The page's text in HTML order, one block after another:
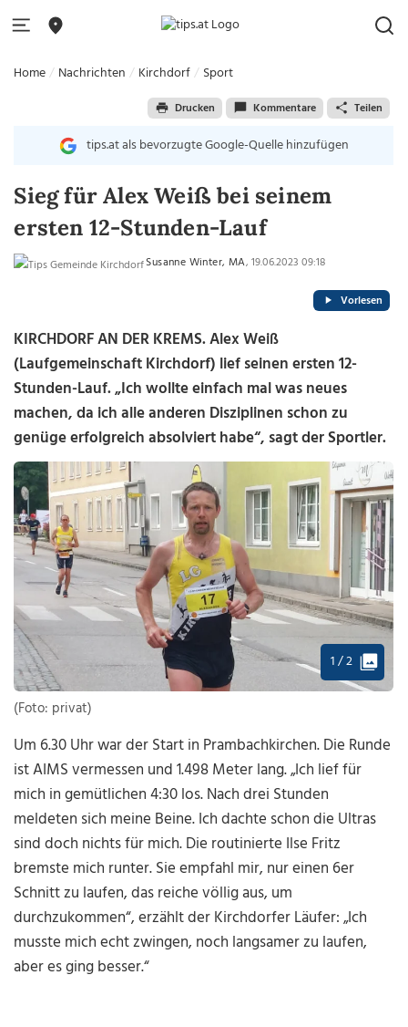
Home Nachrichten Kirchdorf Sport
Drucken Kommentare Teilen
tips.at als bevorzugte Google-Quelle hinzufügen
Sieg für Alex Weiß bei seinem
ersten 12-Stunden-Lauf
Susanne Winter, MA, 19.06.2023 09:18
Vorlesen
KIRCHDORF AN DER KREMS. Alex Weiß
(Laufgemeinschaft Kirchdorf) lief seinen ersten 12-
Stunden-Lauf. „Ich wollte einfach mal was neues
machen, da ich alle anderen Disziplinen schon zu
genüge erfolgreich absolviert habe“, sagt der Sportler.
1 / 2
(Foto: privat)
Um 6.30 Uhr war der Start in Prambachkirchen. Die Runde
ist AIMS vermessen und 1.498 Meter lang. „Ich lief für
mich in gemütlichen 4:30 los. Nach drei Stunden
meldeten sich meine Beine. Ich dachte schon die Ultras
sind doch nichts für mich. Die routinierte Ilse Fritz
bremste mich runter. Sie empfahl mir, nur einen 6er
Schnitt zu laufen, das reiche völlig aus, um
durchzukommen“, erzählt der Kirchdorfer Läufer: „Ich
musste mich echt zwingen, noch langsamer zu laufen,
aber es ging besser.“